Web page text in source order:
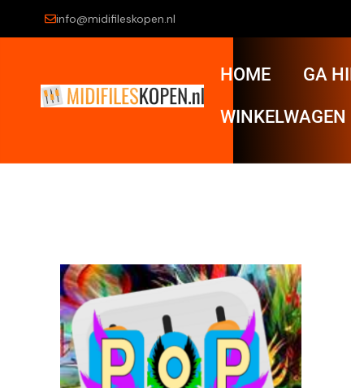
info@midifileskopen.nl
HOME GA
WINKELWAGEN